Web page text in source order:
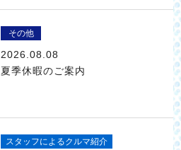
その他
2026.08.08
夏季休暇のご案内
スタッフによるクルマ紹介